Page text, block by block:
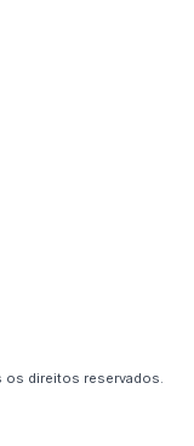
os direitos reservados.